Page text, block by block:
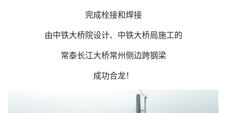
完成栓接和焊接
由中铁大桥院设计、中铁大桥局施工的
常泰长江大桥常州侧边跨钢梁
成功合龙！